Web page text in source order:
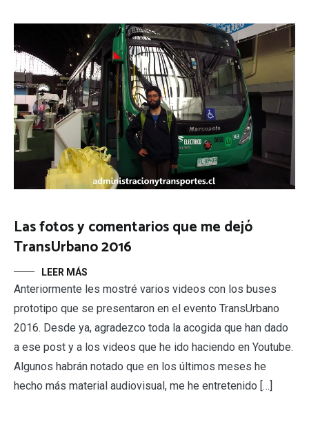
Las fotos y comentarios que me dejó
TransUrbano 2016
LEER MÁS
Anteriormente les mostré varios videos con los buses
prototipo que se presentaron en el evento TransUrbano
2016. Desde ya, agradezco toda la acogida que han dado
a ese post y a los videos que he ido haciendo en Youtube.
Algunos habrán notado que en los últimos meses he
hecho más material audiovisual, me he entretenido […]